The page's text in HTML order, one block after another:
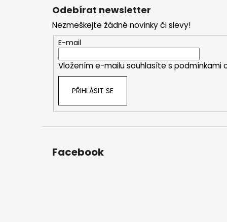
Odebírat newsletter
Nezmeškejte žádné novinky či slevy!
E-mail
Vložením e-mailu souhlasíte s podmínkami
PŘIHLÁSIT SE
Facebook